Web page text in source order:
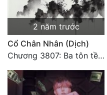
Trọng Sinh
Tu Chân
Tu Tiên
Tội Phạm
2 năm trước
Cổ Chân Nhân (Dịch)
Chương 3807: Ba tôn tề công Thiên Đình (2)